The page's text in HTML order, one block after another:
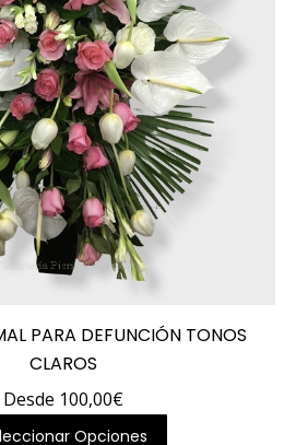
la
página
de
producto
PARA DEFUNCIÓN TONOS
CLAROS
Desde 100,00€
Opciones